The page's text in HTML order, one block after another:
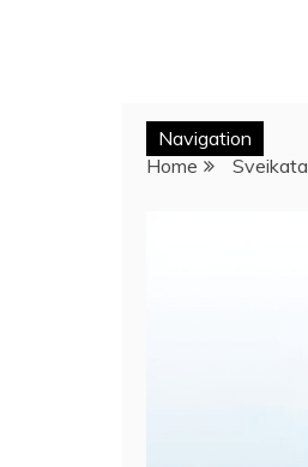
Navigation
Home
Sveikata